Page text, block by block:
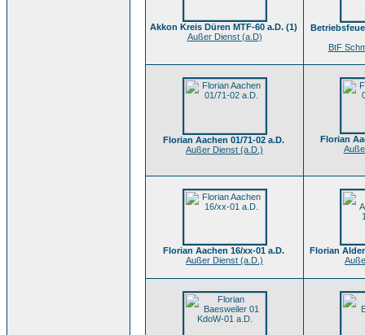
Akkon Kreis Düren MTF-60 a.D. (1)
Außer Dienst (a.D)
BtF
Florian Aachen 01/71-02 a.D.
Außer Dienst (a.D.)
Florian
Florian Aachen 16/xx-01 a.D.
Außer Dienst (a.D.)
Florian